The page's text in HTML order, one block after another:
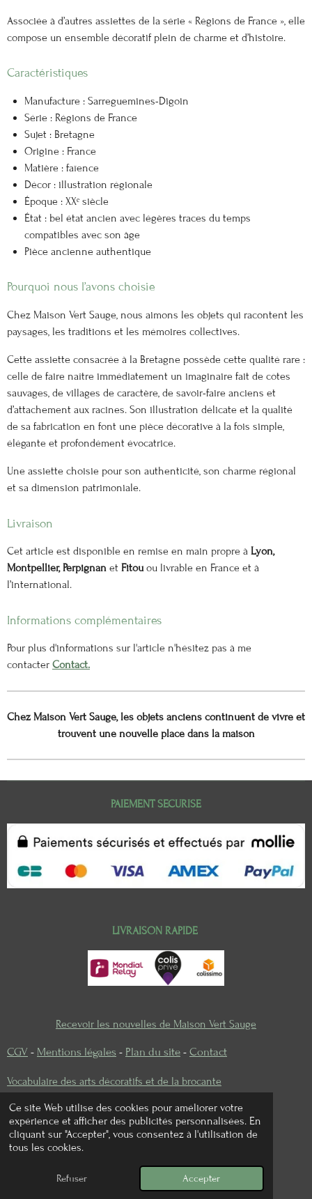
Ce site Web utilise des cookies pour améliorer votre
expérience et afficher des publicités personnalisées. En
cliquant sur "Accepter", vous consentez à l'utilisation de
tous les cookies.
Refuser Accepter
Associée à d’autres assiettes de la série « Régions de France », elle
compose un ensemble décoratif plein de charme et d’histoire.
Caractéristiques
Manufacture : Sarreguemines-Digoin
Série : Régions de France
Sujet : Bretagne
Origine : France
Matière : faïence
Décor : illustration régionale
Époque : XXᵉ siècle
État : bel état ancien avec légères traces du temps
compatibles avec son âge
Pièce ancienne authentique
Pourquoi nous l’avons choisie
Chez Maison Vert Sauge, nous aimons les objets qui racontent les
paysages, les traditions et les mémoires collectives.
Cette assiette consacrée à la Bretagne possède cette qualité rare :
celle de faire naître immédiatement un imaginaire fait de côtes
sauvages, de villages de caractère, de savoir-faire anciens et
d’attachement aux racines. Son illustration délicate et la qualité
de sa fabrication en font une pièce décorative à la fois simple,
élégante et profondément évocatrice.
Une assiette choisie pour son authenticité, son charme régional
et sa dimension patrimoniale.
Livraison
Cet article est disponible en remise en main propre à Lyon,
Montpellier, Perpignan et Fitou ou livrable en France et à
l’international.
Informations complémentaires
Pour plus d'informations sur l'article n'hésitez pas à me
contacter Contact.
Chez Maison Vert Sauge, les objets anciens continuent de vivre et
trouvent une nouvelle place dans la maison
PAIEMENT SECURISE
LIVRAISON RAPIDE
Recevoir les nouvelles de Maison Vert Sauge
CGV - Mentions légales - Plan du site - Contact
Vocabulaire des arts décoratifs et de la brocante
I
P
Propulsé parWebador